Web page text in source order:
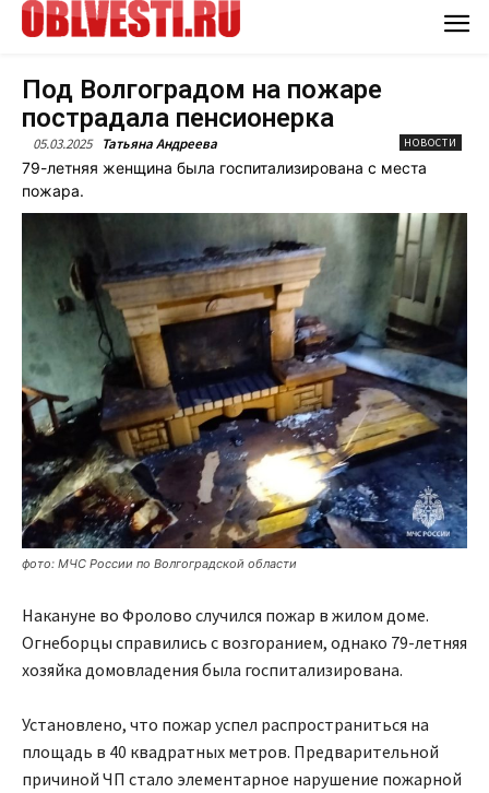
Под Волгоградом на пожаре
пострадала пенсионерка
05.03.2025 Татьяна Андреева НОВОСТИ
79-летняя женщина была госпитализирована с места
пожара.
фото: МЧС России по Волгоградской области
Накануне во Фролово случился пожар в жилом доме.
Огнеборцы справились с возгоранием, однако 79-летняя
хозяйка домовладения была госпитализирована.
Установлено, что пожар успел распространиться на
площадь в 40 квадратных метров. Предварительной
причиной ЧП стало элементарное нарушение пожарной